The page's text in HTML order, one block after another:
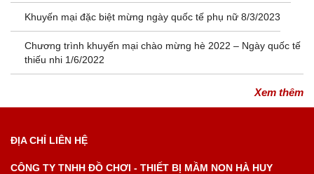
Khuyến mại đặc biệt mừng ngày quốc tế phụ nữ 8/3/2023
Chương trình khuyến mại chào mừng hè 2022 – Ngày quốc tế
thiếu nhi 1/6/2022
Xem thêm
ĐỊA CHỈ LIÊN HỆ
CÔNG TY TNHH ĐỒ CHƠI - THIẾT BỊ MẦM NON HÀ HUY